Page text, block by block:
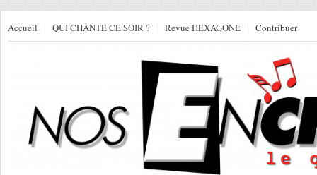
Accueil QUI CHANTE CE SOIR ? Revue HEXAGONE Contribuer